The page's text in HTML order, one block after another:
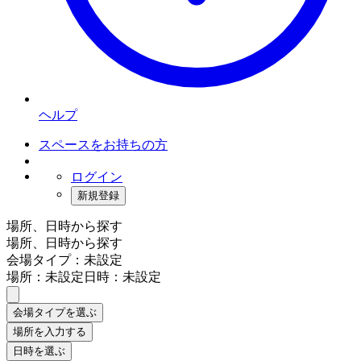
ヘルプ
スペースをお持ちの方
ログイン
新規登録
場所、日時から探す
場所、日時から探す
会場タイプ：未設定
場所：未設定日時：未設定
会場タイプを選ぶ
場所を入力する
日時を選ぶ